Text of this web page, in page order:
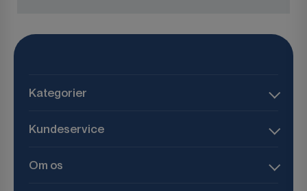
Kategorier
Kundeservice
Om os